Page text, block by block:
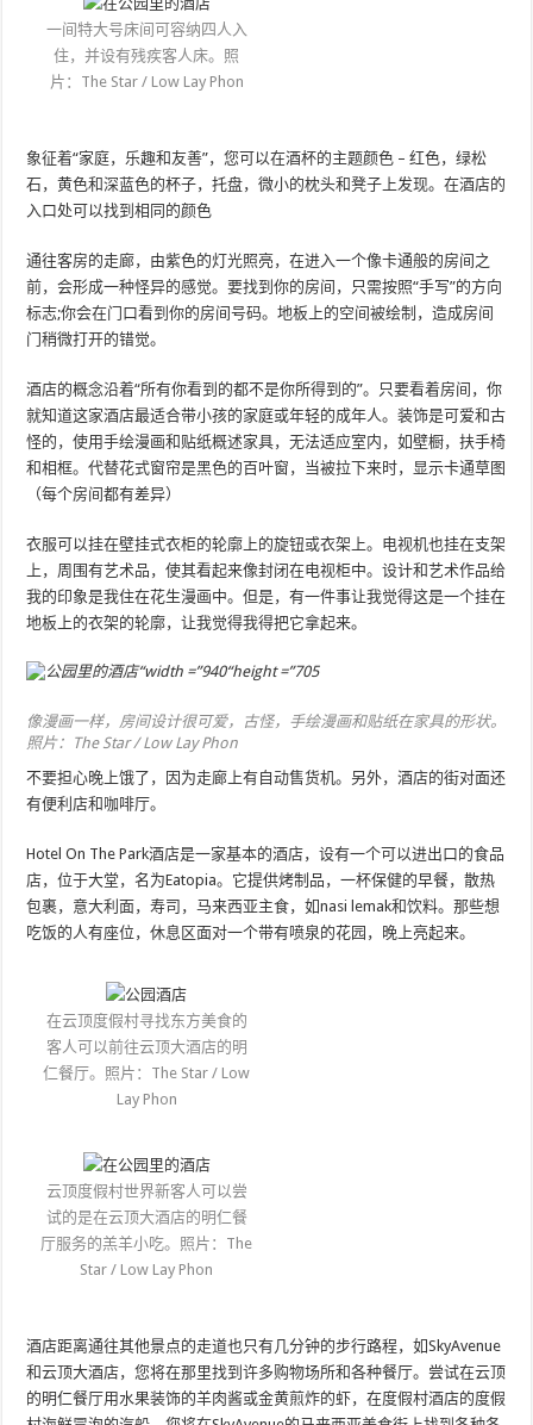
一间特大号床间可容纳四人入
住，并设有残疾客人床。照
片：The Star / Low Lay Phon
象征着“家庭，乐趣和友善”，您可以在酒杯的主题颜色 – 红色，绿松
石，黄色和深蓝色的杯子，托盘，微小的枕头和凳子上发现。在酒店的
入口处可以找到相同的颜色
通往客房的走廊，由紫色的灯光照亮，在进入一个像卡通般的房间之
前，会形成一种怪异的感觉。要找到你的房间，只需按照“手写”的方向
标志;你会在门口看到你的房间号码。地板上的空间被绘制，造成房间
门稍微打开的错觉。
酒店的概念沿着“所有你看到的都不是你所得到的”。只要看着房间，你
就知道这家酒店最适合带小孩的家庭或年轻的成年人。装饰是可爱和古
怪的，使用手绘漫画和贴纸概述家具，无法适应室内，如壁橱，扶手椅
和相框。代替花式窗帘是黑色的百叶窗，当被拉下来时，显示卡通草图
（每个房间都有差异）
衣服可以挂在壁挂式衣柜的轮廓上的旋钮或衣架上。电视机也挂在支架
上，周围有艺术品，使其看起来像封闭在电视柜中。设计和艺术作品给
我的印象是我住在花生漫画中。但是，有一件事让我觉得这是一个挂在
地板上的衣架的轮廓，让我觉得我得把它拿起来。
像漫画一样，房间设计很可爱，古怪，手绘漫画和贴纸在家具的形状。
照片：The Star / Low Lay Phon
不要担心晚上饿了，因为走廊上有自动售货机。另外，酒店的街对面还
有便利店和咖啡厅。
Hotel On The Park酒店是一家基本的酒店，设有一个可以进出口的食品
店，位于大堂，名为Eatopia。它提供烤制品，一杯保健的早餐，散热
包裹，意大利面，寿司，马来西亚主食，如nasi lemak和饮料。那些想
吃饭的人有座位，休息区面对一个带有喷泉的花园，晚上亮起来。
在云顶度假村寻找东方美食的
客人可以前往云顶大酒店的明
仁餐厅。照片：The Star / Low
Lay Phon
云顶度假村世界新客人可以尝
试的是在云顶大酒店的明仁餐
厅服务的羔羊小吃。照片：The
Star / Low Lay Phon
酒店距离通往其他景点的走道也只有几分钟的步行路程，如SkyAvenue
和云顶大酒店，您将在那里找到许多购物场所和各种餐厅。尝试在云顶
的明仁餐厅用水果装饰的羊肉酱或金黄煎炸的虾，在度假村酒店的度假